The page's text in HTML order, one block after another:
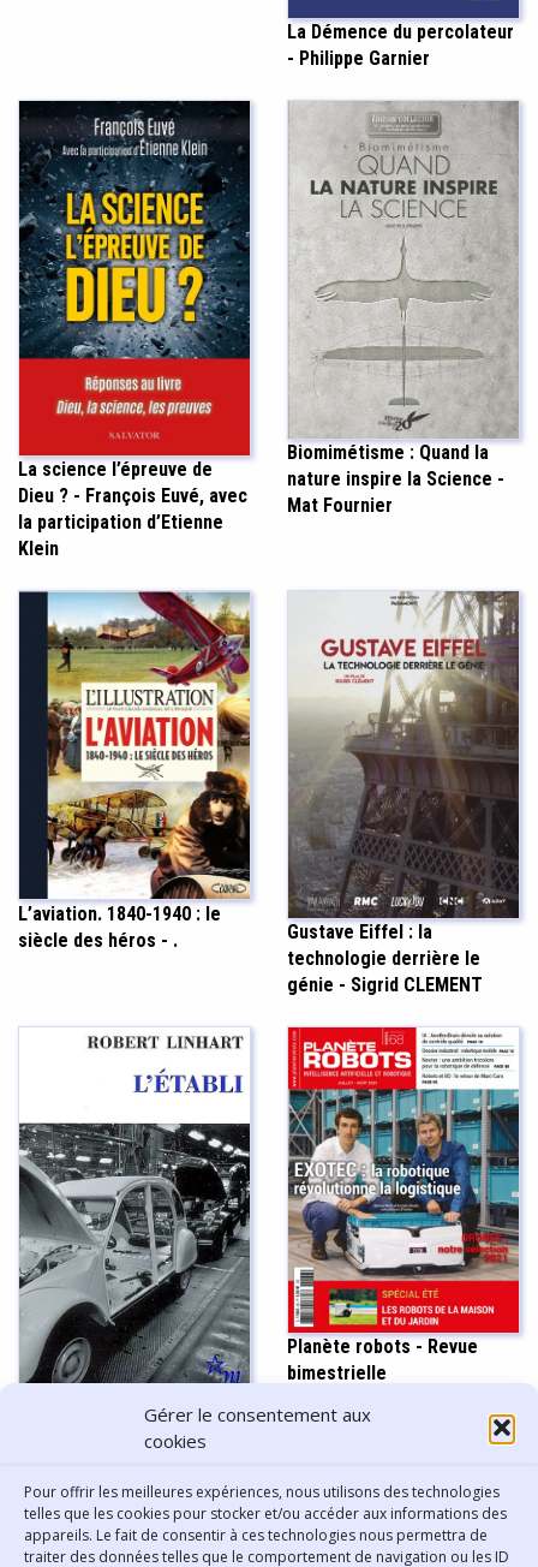
Gérer le consentement aux
cookies
Pour offrir les meilleures expériences, nous utilisons des technologies
telles que les cookies pour stocker et/ou accéder aux informations des
appareils. Le fait de consentir à ces technologies nous permettra de
traiter des données telles que le comportement de navigation ou les ID
La Démence du percolateur
- Philippe Garnier
La science l’épreuve de
Dieu ? - François Euvé, avec
la participation d’Etienne
Klein
Biomimétisme : Quand la
nature inspire la Science -
Mat Fournier
L’aviation. 1840-1940 : le
siècle des héros - .
Gustave Eiffel : la
technologie derrière le
génie - Sigrid CLEMENT
L’établi - Robert Linhart
Planète robots - Revue
bimestrielle
Afficher plus